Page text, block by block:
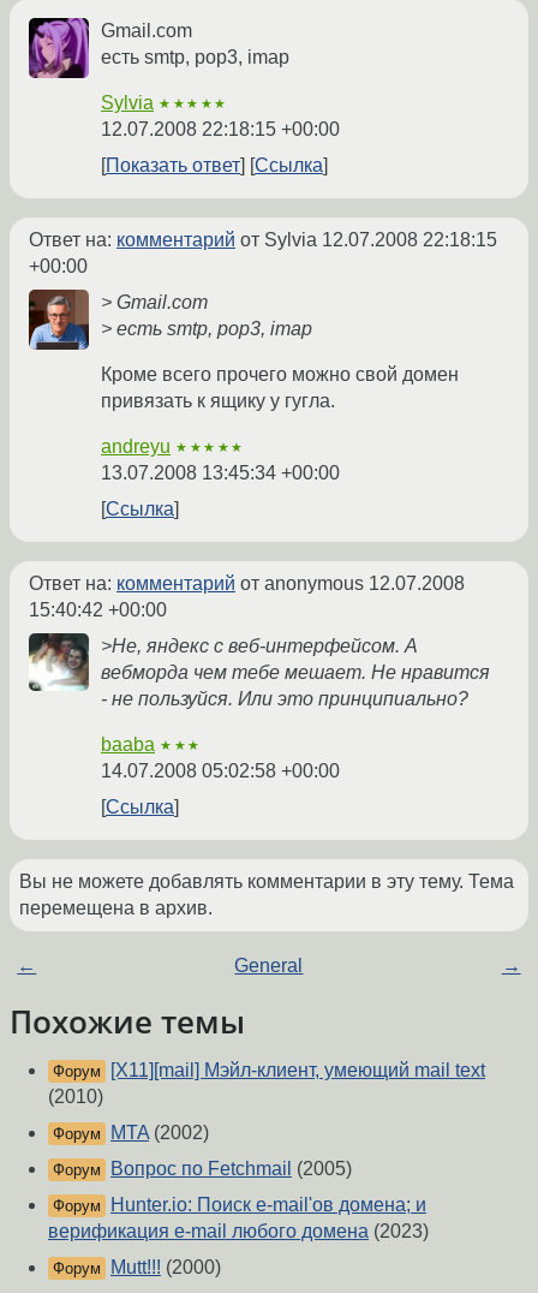
Gmail.com
есть smtp, pop3, imap
Sylvia ★★★★★
12.07.2008 22:18:15 +00:00
Показать ответ
Ссылка
Ответ на: комментарий от Sylvia 12.07.2008 22:18:15
+00:00
> Gmail.com
> есть smtp, pop3, imap
Кроме всего прочего можно свой домен
привязать к ящику у гугла.
andreyu ★★★★★
13.07.2008 13:45:34 +00:00
Ссылка
Ответ на: комментарий от anonymous 12.07.2008
15:40:42 +00:00
>Не, яндекс с веб-интерфейсом. А
вебморда чем тебе мешает. Не нравится
- не пользуйся. Или это принципиально?
baaba ★★★
14.07.2008 05:02:58 +00:00
Ссылка
Вы не можете добавлять комментарии в эту тему. Тема
перемещена в архив.
← General →
Похожие темы
Форум
[X11][mail] Мэйл-клиент, умеющий mail text
(2010)
Форум MTA (2002)
Форум Вопрос по Fetchmail (2005)
Форум
Hunter.io: Поиск e-mail'ов домена; и
верификация e-mail любого домена (2023)
Форум Mutt!!! (2000)